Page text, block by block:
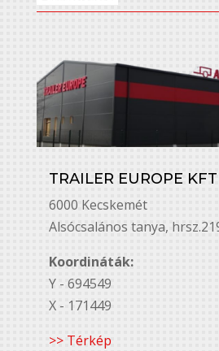
TRAILER EUROPE KFT
6000 Kecskemét
Alsó￳csalános tanya,
Koordináták:
Y - 694549
X - 171449
>> Térkép